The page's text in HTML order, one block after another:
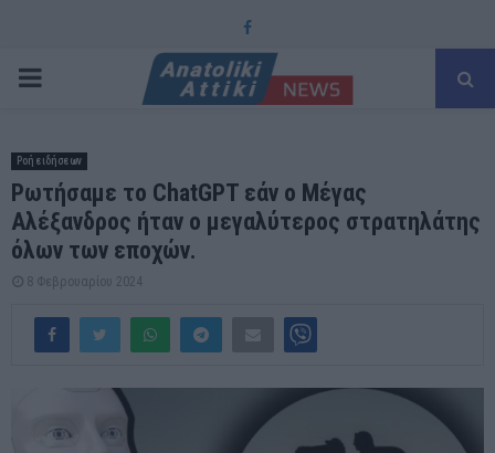
Facebook
PRIMARY
Ροή ειδήσεων
Ρωτήσαμε το ChatGPT εάν ο Μέγας
Αλέξανδρος ήταν ο μεγαλύτερος στρατηλάτης
όλων των εποχών.
8 Φεβρουαρίου 2024